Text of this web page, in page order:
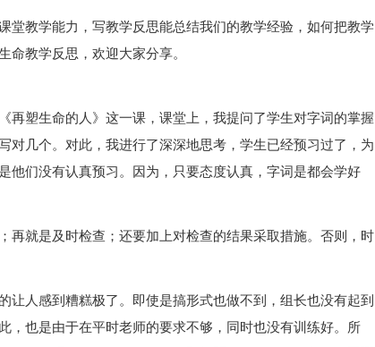
堂教学能力，写教学反思能总结我们的教学经验，如何把教学
命教学反思，欢迎大家分享。
再塑生命的人》这一课，课堂上，我提问了学生对字词的掌握
对几个。对此，我进行了深深地思考，学生已经预习过了，为
他们没有认真预习。因为，只要态度认真，字词是都会学好
再就是及时检查；还要加上对检查的结果采取措施。否则，时
让人感到糟糕极了。即使是搞形式也做不到，组长也没有起到
，也是由于在平时老师的要求不够，同时也没有训练好。所